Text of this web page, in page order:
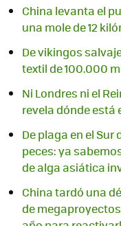
China levanta el
una mole de 12
De vikingos
textil de 100.000
Ni Londres ni el
revela dónde está
De plaga en el
peces: ya
de alga asiática
China tardó una
de